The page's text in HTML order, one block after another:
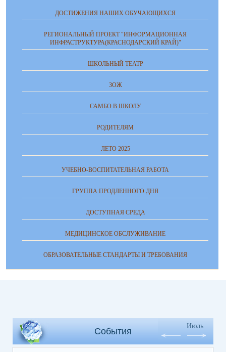
ДОСТИЖЕНИЯ НАШИХ ОБУЧАЮЩИХСЯ
РЕГИОНАЛЬНЫЙ ПРОЕКТ "ИНФОРМАЦИОННАЯ
ИНФРАСТРУКТУРА(КРАСНОДАРСКИЙ КРАЙ)"
ШКОЛЬНЫЙ ТЕАТР
ЗОЖ
САМБО В ШКОЛУ
РОДИТЕЛЯМ
ЛЕТО 2025
УЧЕБНО-ВОСПИТАТЕЛЬНАЯ РАБОТА
ГРУППА ПРОДЛЕННОГО ДНЯ
ДОСТУПНАЯ СРЕДА
МЕДИЦИНСКОЕ ОБСЛУЖИВАНИЕ
ОБРАЗОВАТЕЛЬНЫЕ СТАНДАРТЫ И ТРЕБОВАНИЯ
События
Июль